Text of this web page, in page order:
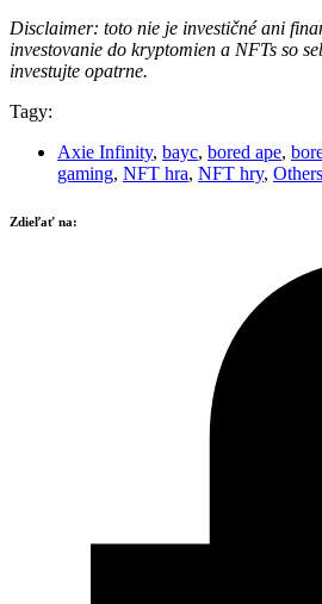
Disclaimer: toto nie je investičné ani
investovanie do kryptomien a NFTs so
investujte opatrne.
Tagy:
Axie Infinity, bayc, bored ape,
gaming, NFT hra, NFT hry,
Zdieľať na: